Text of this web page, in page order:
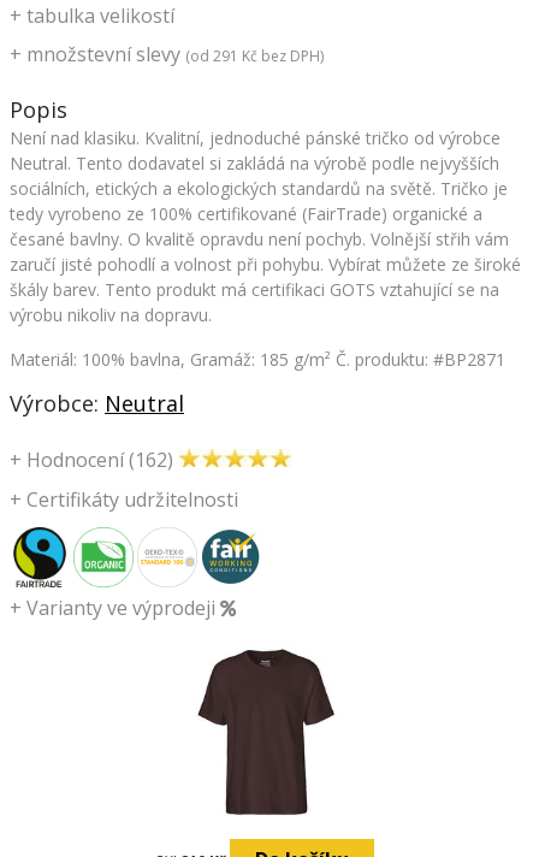
+ množstevní slevy (od 291 Kč bez DPH)
+ tabulka velikostí
+ Certifikáty udržitelnosti
Popis
Není nad klasiku. Kvalitní, jednoduché pánské tričko od výrobce
Neutral. Tento dodavatel si zakládá na výrobě podle nejvyšších
sociálních, etických a ekologických standardů na světě. Tričko je
tedy vyrobeno ze 100% certifikované (FairTrade) organické a
česané bavlny. O kvalitě opravdu není pochyb. Volnější střih vám
zaručí jisté pohodlí a volnost při pohybu. Vybírat můžete ze široké
škály barev. Tento produkt má certifikaci GOTS vztahující se na
výrobu nikoliv na dopravu.
Materiál: 100% bavlna, Gramáž: 185 g/m² Č. produktu: #BP2871
Výrobce: Neutral
+ Hodnocení (162)
+ Varianty ve výprodeji